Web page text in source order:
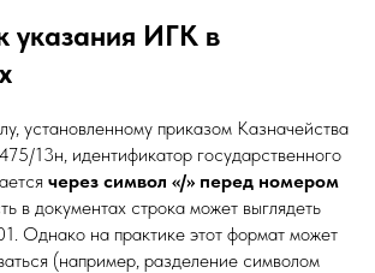
указания ИГК в
установленному приказом Казначейства
13н, идентификатор государственного
через символ «/» перед номером
в документах строка может выглядеть
Однако на практике этот формат может
(например, разделение символом